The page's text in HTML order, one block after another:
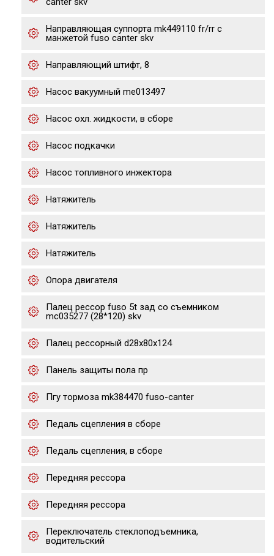
Направляющая суппорта mk449110 fr/rr с
манжетой fuso canter skv
Направляющий штифт, 8
Насос вакуумный me013497
Насос охл. жидкости, в сборе
Насос подкачки
Насос топливного инжектора
Натяжитель
Натяжитель
Натяжитель
Опора двигателя
Палец рессор fuso 5t зад со съемником
mc035277 (28*120) skv
Палец рессорный d28x80x124
Панель защиты пола пр
Пгу тормоза mk384470 fuso-canter
Педаль сцепления в сборе
Педаль сцепления, в сборе
Передняя рессора
Передняя рессора
Переключатель стеклоподъемника,
водительский